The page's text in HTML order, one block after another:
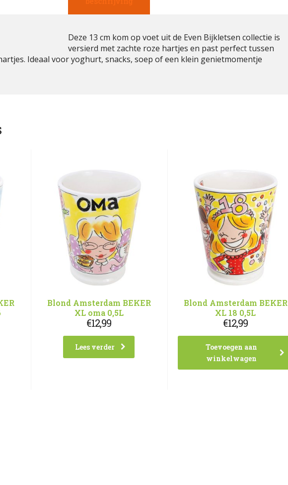
Deze 13 cm kom op voet uit de Even Bijkletsen collectie is
versierd met zachte roze hartjes en past perfect tussen
Ideaal voor yoghurt, snacks, soep of een klein genietmomentje
Blond Amsterdam BEKER
XL oma 0,5L
€12,99
Lees verder
Blond Amsterdam BEKER
XL 18 0,5L
€12,99
Toevoegen aan
winkelwagen